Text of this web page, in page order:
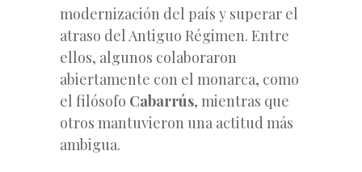
modernización del país y superar el
atraso del Antiguo Régimen. Entre
ellos, algunos colaboraron
abiertamente con el monarca, como
el filósofo Cabarrús, mientras que
otros mantuvieron una actitud más
ambigua.